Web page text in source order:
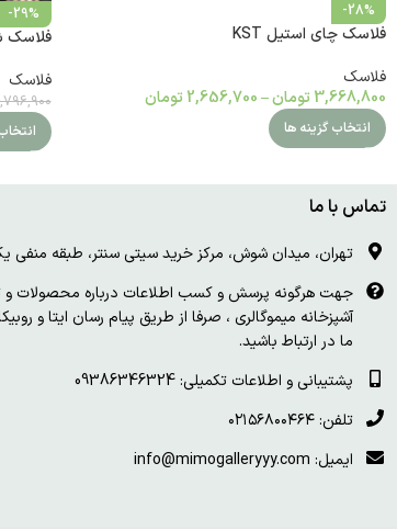
-28%
فلاسک چای استیل KST
فلاسک
3,668,800 تومان–
2,656,700 تومان
انتخاب گزینه ها
-29%
فلاسک
فلاسک
تماس با ما
تهران، میدان شوش، مرکز خرید سیتی سنتر، طبقه منفی یک، واحد 92، ویترین و
جهت هرگونه پرسش و کسب اطلاعات درباره محصولات و
آشپزخانه میموگالری ، صرفا از طریق پیام رسان ایتا و
ما در ارتباط باشید.
پشتیبانی و اطلاعات تکمیلی: 09386346324
تلفن: ۰۲۱۵۶۸۰۰۴۶۴
ایمیل: info@mimogalleryyy.com